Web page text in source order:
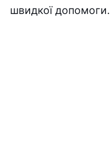
швидкої допомоги.